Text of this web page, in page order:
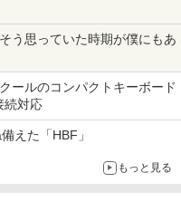
う思っていた時期が僕にもあ
ールのコンパクトキーボード
続対応
えた「HBF」
もっと見る